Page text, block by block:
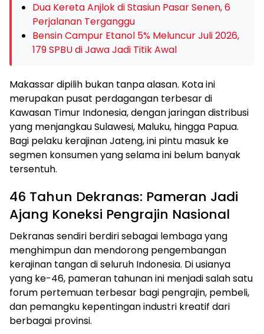
Dua Kereta Anjlok di Stasiun Pasar Senen, 6
Perjalanan Terganggu
Bensin Campur Etanol 5% Meluncur Juli 2026,
179 SPBU di Jawa Jadi Titik Awal
Makassar dipilih bukan tanpa alasan. Kota ini
merupakan pusat perdagangan terbesar di
Kawasan Timur Indonesia, dengan jaringan distribusi
yang menjangkau Sulawesi, Maluku, hingga Papua.
Bagi pelaku kerajinan Jateng, ini pintu masuk ke
segmen konsumen yang selama ini belum banyak
tersentuh.
46 Tahun Dekranas: Pameran Jadi
Ajang Koneksi Pengrajin Nasional
Dekranas sendiri berdiri sebagai lembaga yang
menghimpun dan mendorong pengembangan
kerajinan tangan di seluruh Indonesia. Di usianya
yang ke-46, pameran tahunan ini menjadi salah satu
forum pertemuan terbesar bagi pengrajin, pembeli,
dan pemangku kepentingan industri kreatif dari
berbagai provinsi.